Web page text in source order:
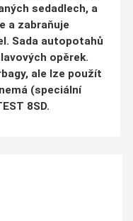
sedadlech, a
a zabraňuje
Sada autopotahů
opěrek.
ale lze použít
(speciální
8SD.